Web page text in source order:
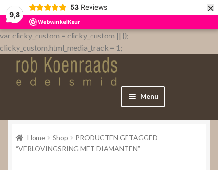
9,8
53 Reviews ×
var clicky_custom = clicky_custom || {};
clicky_custom.html_media_track = 1;
Menu
Home
WebShop
Home Shop
PRODUCTEN GETAGGED
“VERLOVINGSRING MET DIAMANTEN”